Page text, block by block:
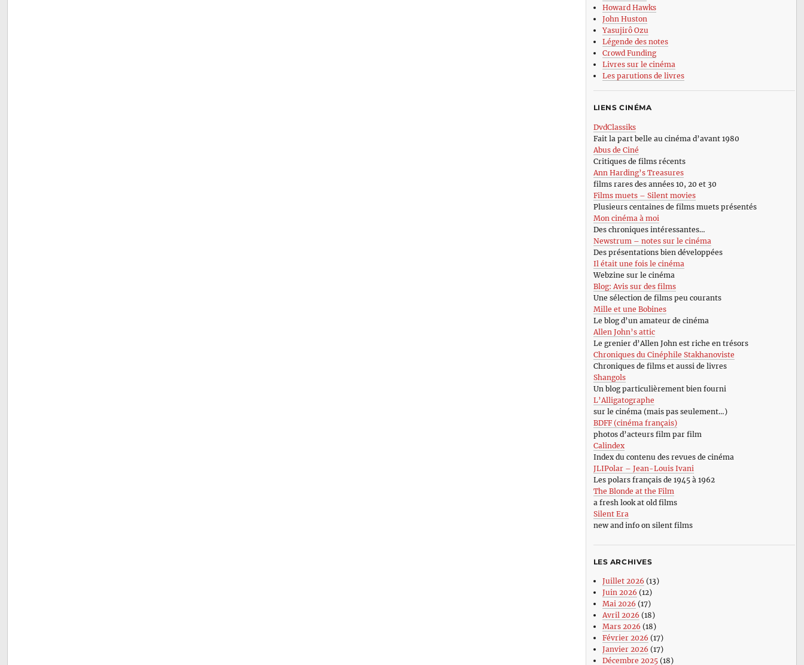
Howard Hawks
John Huston
Yasujirô Ozu
Légende des notes
Crowd Funding
Livres sur le cinéma
Les parutions de livres
LIENS CINÉMA
DvdClassiks
Fait la part belle au cinéma d’avant 1980
Abus de Ciné
Critiques de films récents
Ann Harding’s Treasures
films rares des années 10, 20 et 30
Films muets – Silent movies
Plusieurs centaines de films muets présentés
Mon cinéma à moi
Des chroniques intéressantes…
Newstrum – notes sur le cinéma
Des présentations bien développées
Il était une fois le cinéma
Webzine sur le cinéma
Blog: Avis sur des films
Une sélection de films peu courants
Mille et une Bobines
Le blog d’un amateur de cinéma
Allen John’s attic
Le grenier d’Allen John est riche en trésors
Chroniques du Cinéphile Stakhanoviste
Chroniques de films et aussi de livres
Shangols
Un blog particulièrement bien fourni
L’Alligatographe
sur le cinéma (mais pas seulement…)
BDFF (cinéma français)
photos d’acteurs film par film
Calindex
Index du contenu des revues de cinéma
JLIPolar – Jean-Louis Ivani
Les polars français de 1945 à 1962
The Blonde at the Film
a fresh look at old films
Silent Era
new and info on silent films
LES ARCHIVES
Juillet 2026 (13)
Juin 2026 (12)
Mai 2026 (17)
Avril 2026 (18)
Mars 2026 (18)
Février 2026 (17)
Janvier 2026 (17)
Décembre 2025(18)